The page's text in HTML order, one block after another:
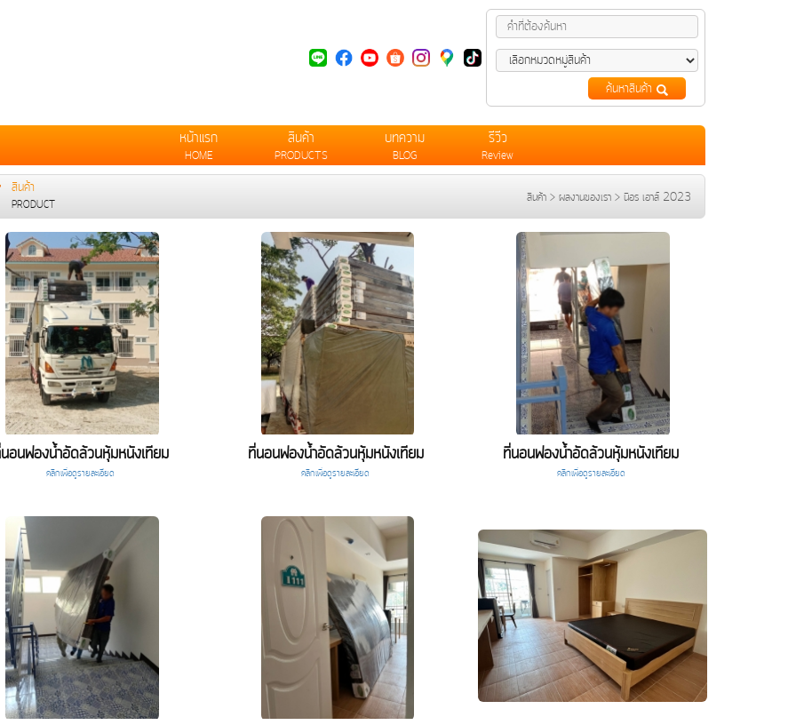
ค้นหาสินค้า
หน้าแรก
HOME
สินค้า
PRODUCTS
บทความ
BLOG
รีวีว
Review
สินค้า
PRODUCT สินค้า > ผลงานของเรา > นิอร เฮาส์ 2023
อนฟองน้ำอัดล้วนหุ้มหนังเทียม
คลิกเพื่อดูรายละเอียด
ที่นอนฟองน้ำอัดล้วนหุ้มหนังเทียม
คลิกเพื่อดูรายละเอียด
ที่นอนฟองน้ำอัดล้วนหุ้มหนังเทียม
คลิกเพื่อดูรายละเอียด